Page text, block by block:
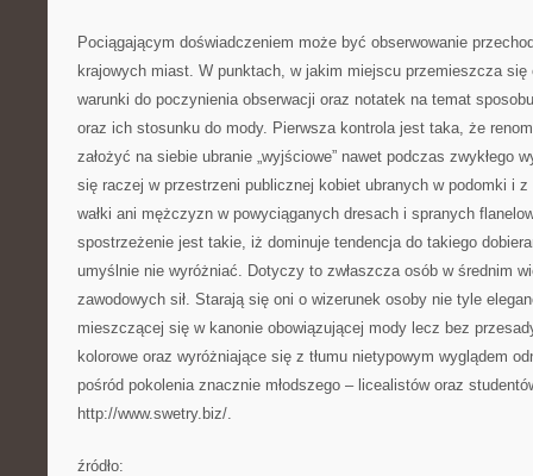
Pociągającym doświadczeniem może być obserwowanie
krajowych miast. W punktach, w jakim miejscu przemieszcza się
warunki do poczynienia obserwacji oraz notatek na temat
oraz ich stosunku do mody. Pierwsza kontrola jest taka, że
założyć na siebie ubranie „wyjściowe” nawet podczas zwykłego
się raczej w przestrzeni publicznej kobiet ubranych w podomki i z
wałki ani mężczyzn w powyciąganych dresach i spranych
spostrzeżenie jest takie, iż dominuje tendencja do takiego
umyślnie nie wyróżniać. Dotyczy to zwłaszcza osób w średnim
zawodowych sił. Starają się oni o wizerunek osoby nie tyle
mieszczącej się w kanonie obowiązującej mody lecz bez
kolorowe oraz wyróżniające się z tłumu nietypowym wyglądem
pośród pokolenia znacznie młodszego – licealistów oraz
http://www.swetry.biz/.
źródło: